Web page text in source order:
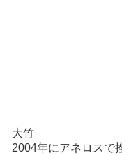
大竹
2004年にアネロスで